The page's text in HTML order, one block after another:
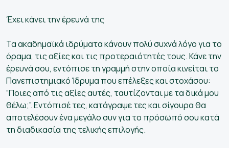
Έχει κάνει την έρευνά της
Τα ακαδημαϊκά ιδρύματα κάνουν πολύ συχνά λόγο για το
όραμα, τις αξίες και τις προτεραιότητές τους. Κάνε την
έρευνά σου, εντόπισε τη γραμμή στην οποία κινείται το
Πανεπιστημιακό Ίδρυμα που επέλεξες και στοχάσου:
“Ποιες από τις αξίες αυτές, ταυτίζονται με τα δικά μου
θέλω;”. Εντόπισέ τες, κατάγραψε τες και σίγουρα θα
αποτελέσουν ένα μεγάλο συν για το πρόσωπό σου κατά
τη διαδικασία της τελικής επιλογής.